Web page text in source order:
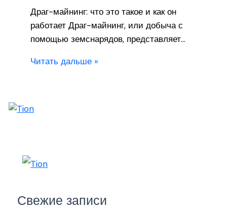
Драг-майнинг: что это такое и как он
работает Драг-майнинг, или добыча с
помощью земснарядов, представляет…
Читать дальше »
Свежие записи